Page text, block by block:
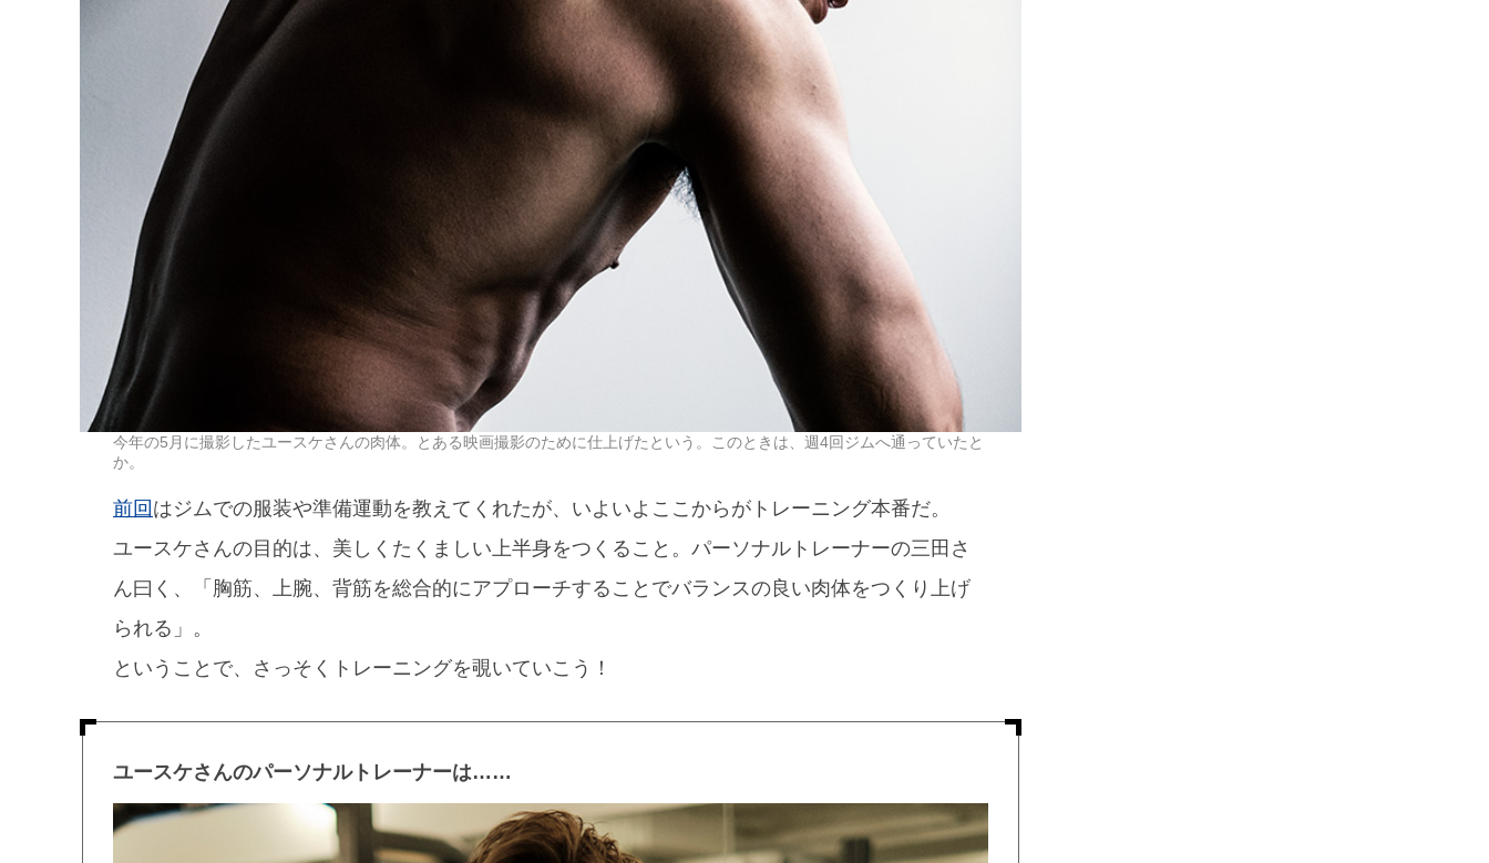
今年の5月に撮影したユースケさんの肉体。とある映画撮影のために仕上げたという。このときは、週4回ジムへ通っていたと
か。
前回 はジムでの服装や準備運動を教えてくれたが、いよいよここからがトレーニング本番だ。
ユースケさんの目的は、美しくたくましい上半身をつくること。パーソナルトレーナーの三田さ
ん曰く、「胸筋、上腕、背筋を総合的にアプローチすることでバランスの良い肉体をつくり上げ
られる」。
ということで、さっそくトレーニングを覗いていこう！
ユースケさんのパーソナルトレーナーは……